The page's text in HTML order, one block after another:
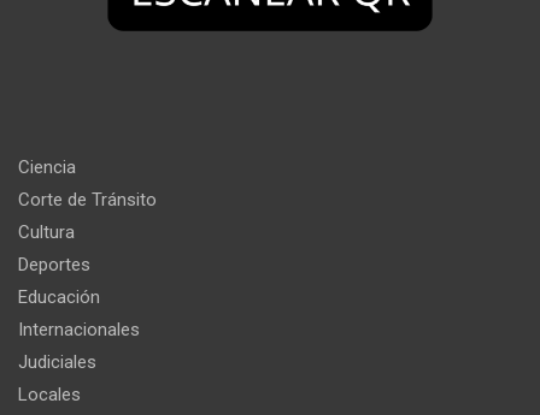
Ciencia
Corte de Tránsito
Cultura
Deportes
Educación
Internacionales
Judiciales
Locales